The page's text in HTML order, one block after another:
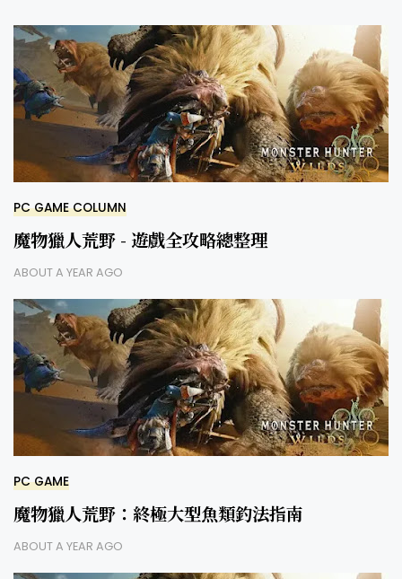
PC GAME COLUMN
魔物獵人荒野 - 遊戲全攻略總整理
ABOUT A YEAR AGO
PC GAME
魔物獵人荒野：終極大型魚類釣法指南
ABOUT A YEAR AGO